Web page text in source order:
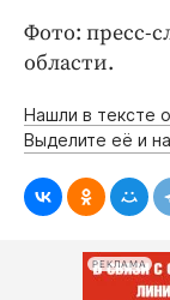
Фото: пресс-
области.
Нашли в тексте
Выделите её и
РЕКЛАМА